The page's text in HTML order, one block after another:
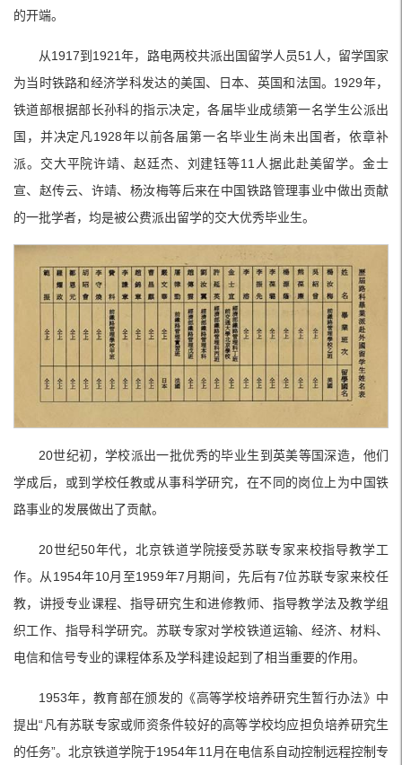
的开端。
从1917到1921年，路电两校共派出国留学人员51人，留学国家
为当时铁路和经济学科发达的美国、日本、英国和法国。1929年，
铁道部根据部长孙科的指示决定，各届毕业成绩第一名学生公派出
国，并决定凡1928年以前各届第一名毕业生尚未出国者，依章补
派。交大平院许靖、赵廷杰、刘建钰等11人据此赴美留学。金士
宣、赵传云、许靖、杨汝梅等后来在中国铁路管理事业中做出贡献
的一批学者，均是被公费派出留学的交大优秀毕业生。
20世纪初，学校派出一批优秀的毕业生到英美等国深造，他们
学成后，或到学校任教或从事科学研究，在不同的岗位上为中国铁
路事业的发展做出了贡献。
20世纪50年代，北京铁道学院接受苏联专家来校指导教学工
作。从1954年10月至1959年7月期间，先后有7位苏联专家来校任
教，讲授专业课程、指导研究生和进修教师、指导教学法及教学组
织工作、指导科学研究。苏联专家对学校铁道运输、经济、材料、
电信和信号专业的课程体系及学科建设起到了相当重要的作用。
1953年，教育部在颁发的《高等学校培养研究生暂行办法》中
提出“凡有苏联专家或师资条件较好的高等学校均应担负培养研究生
的任务”。北京铁道学院于1954年11月在电信系自动控制远程控制专